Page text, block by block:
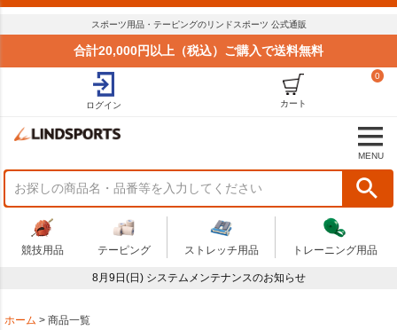
スポーツ用品・テーピングのリンドスポーツ 公式通販
合計20,000円以上（税込）ご購入で送料無料
ログイン
0
カート
MENU
競技用品 テーピング ストレッチ用品 トレーニング用品
8月9日(日) システムメンテナンスのお知らせ
ホーム 商品一覧
標準
新着順
価格が安い順
価格が高い順
セール
まとめてお得
アウトレット
商品番号